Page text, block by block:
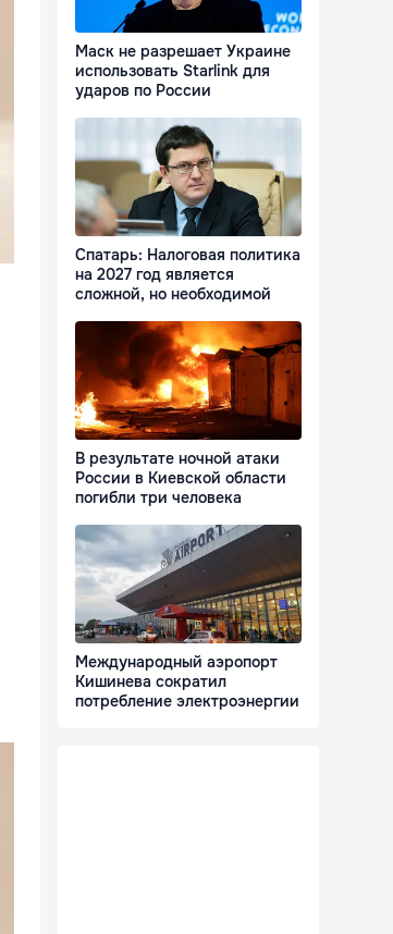
Маск не разрешает Украине
использовать Starlink для
ударов по России
Спатарь: Налоговая политика
на 2027 год является
сложной, но необходимой
В результате ночной атаки
России в Киевской области
погибли три человека
Международный аэропорт
Кишинева сократил
потребление электроэнергии